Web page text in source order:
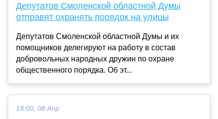
Депутатов Смоленской областной Думы
отправят охранять порядок на улицы
Депутатов Смоленской областной Думы и их
помощников делегируют на работу в состав
добровольных народных дружин по охране
общественного порядка. Об эт...
18:00, 08 Апр